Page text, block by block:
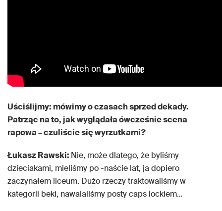
Uściślijmy: mówimy o czasach sprzed dekady.
Patrząc na to, jak wyglądała ówcześnie scena
rapowa – czuliście się wyrzutkami?
Łukasz Rawski: Nie, może dlatego, że byliśmy
dzieciakami, mieliśmy po -naście lat, ja dopiero
zaczynałem liceum. Dużo rzeczy traktowaliśmy w
kategorii beki, nawalaliśmy posty caps lockiem…